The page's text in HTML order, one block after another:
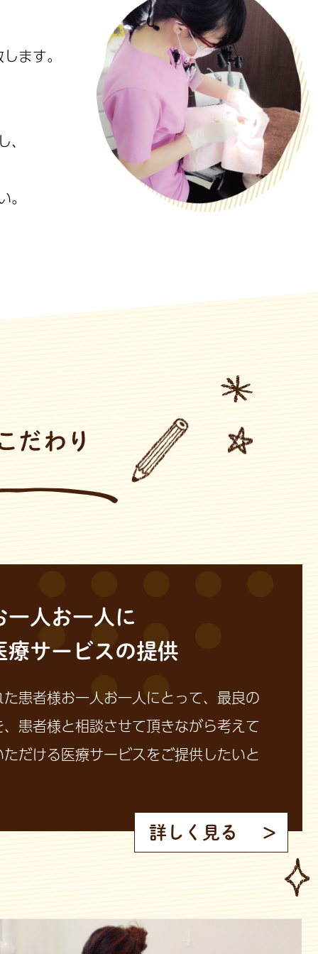
ます。
一人お一人に
療サービスの提供
患者様お一人お一人にとって、最良の
患者様と相談させて頂きながら考えて
だける医療サービスをご提供したいと
詳しく見る